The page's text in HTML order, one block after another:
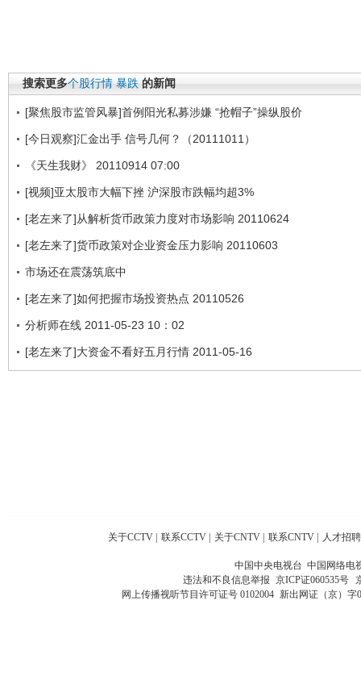
搜索更多个股行情 暴跌 的新闻
[聚焦股市监管风暴]首例阳光私募涉嫌 “抢帽子”操纵股价
[今日观察]汇金出手 信号几何？（20111011）
《天生我财》 20110914 07:00
[视频]亚太股市大幅下挫 沪深股市跌幅均超3%
[老左来了]从解析货币政策力度对市场影响 20110624
[老左来了]货币政策对企业资金压力影响 20110603
市场还在震荡筑底中
[老左来了]如何把握市场投资热点 20110526
分析师在线 2011-05-23 10：02
[老左来了]大资金不看好五月行情 2011-05-16
关于CCTV 联系CCTV 关于CNTV 联系CNTV 人才招聘
中国中央电视台 中国网络电
违法和不良信息举报 京ICP证060535号
网上传播视听节目许可证号 0102004 新出网证（京）